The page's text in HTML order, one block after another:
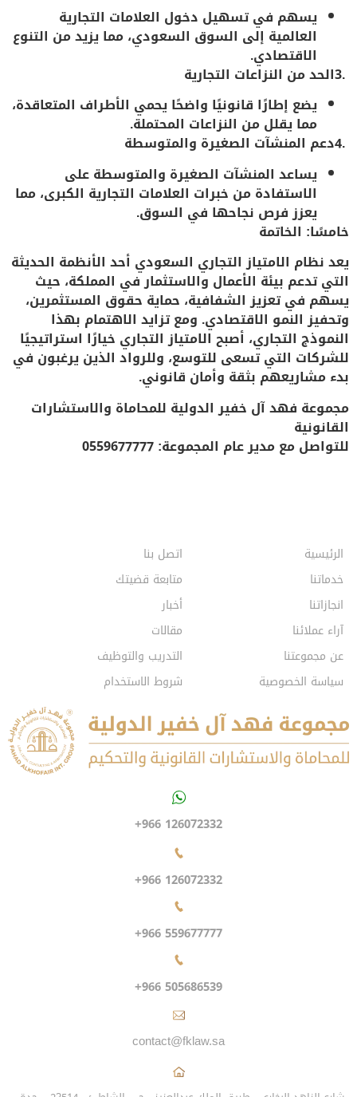
يسهم في تسهيل دخول العلامات التجارية
العالمية إلى السوق السعودي، مما يزيد من التنوع
الاقتصادي.
.3 الحد من النزاعات التجارية
يضع إطارًا قانونيًا واضحًا يحمي الأطراف المتعاقدة،
مما يقلل من النزاعات المحتملة.
.4 دعم المنشآت الصغيرة والمتوسطة
يساعد المنشآت الصغيرة والمتوسطة على
الاستفادة من خبرات العلامات التجارية الكبرى، مما
يعزز فرص نجاحها في السوق.
خامسًا: الخاتمة
يعدنظام الامتياز التجاري السعودي أحد الأنظمة الحديثة
التي تدعم بيئة الأعمال والاستثمار في المملكة، حيث
يسهم في تعزيز الشفافية، حماية حقوق المستثمرين،
وتحفيز النمو الاقتصادي. ومع تزايد الاهتمام بهذا
النموذج التجاري، أصبح الامتياز التجاري خيارًا استراتيجيًا
للشركات التي تسعى للتوسع، وللرواد الذين يرغبون في
بدء مشاريعهم بثقة وأمان قانوني.
مجموعة فهد آل خفير الدولية للمحاماة والاستشارات
القانونية
للتواصل مع مدير عام المجموعة: 0559677777
الرئيسية
خدماتنا
انجازاتنا
آراء عملائنا
عن مجموعتنا
سياسة الخصوصية
اتصل بنا
متابعة قضيتك
أخبار
مقالات
التدريب والتوظيف
شروط الاستخدام
+966 126072332
+966 126072332
+966 559677777
+966 505686539
contact@fklaw.sa